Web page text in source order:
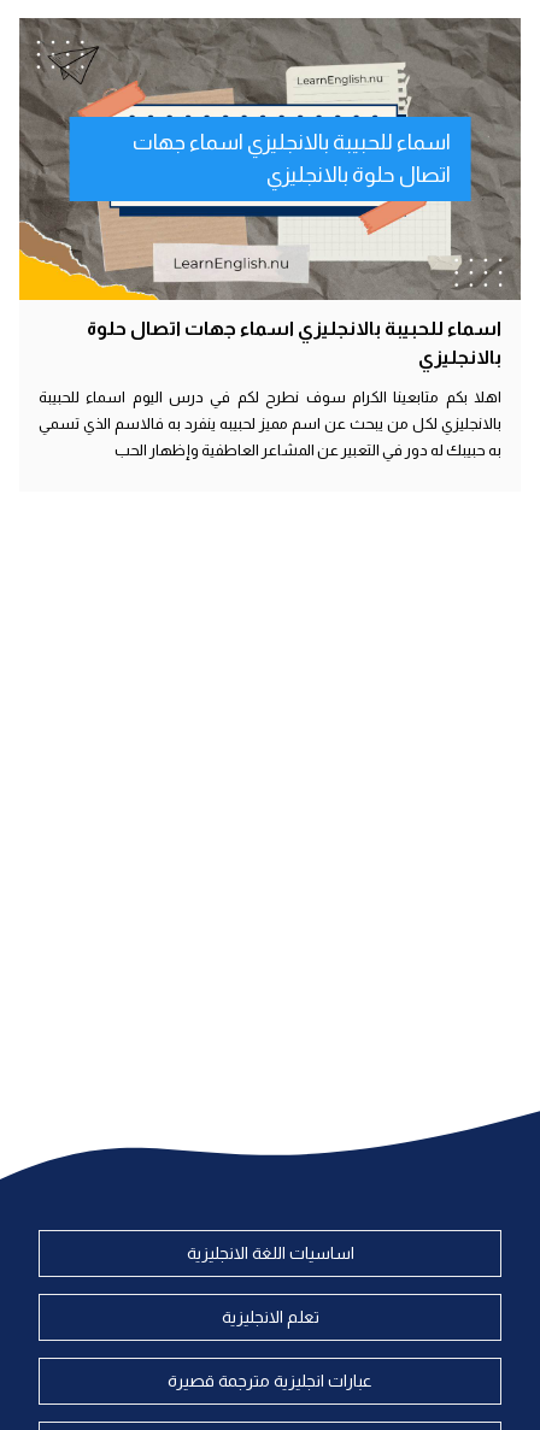
اسماء للحبيبة بالانجليزي اسماء جهات
اتصال حلوة بالانجليزي
اسماء للحبيبة بالانجليزي اسماء جهات اتصال حلوة
بالانجليزي
اهلا بكم متابعينا الكرام سوف نطرح لكم في درس اليوم اسماء للحبيبة
بالانجليزي لكل من يبحث عن اسم مميز لحبيبه ينفرد به فالاسم الذي تسمي
به حبيبك له دور في التعبير عن المشاعر العاطفية وإظهار الحب
اساسيات اللغة الانجليزية
تعلم الانجليزية
عبارات انجليزية مترجمة قصيرة